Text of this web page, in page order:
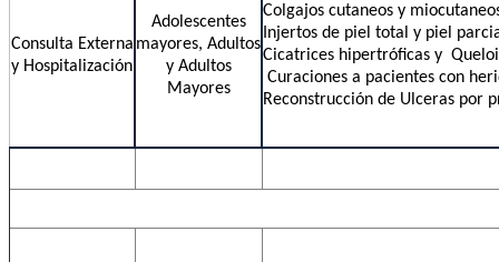
Consulta Externa
y Hospitalización
Adolescentes
mayores, Adultos
y Adultos
Mayores
Colgajos cutaneos y
Injertos de piel total y piel
Cicatrices hipertróficas y
Curaciones a pacientes con
Reconstrucción de Ulceras por